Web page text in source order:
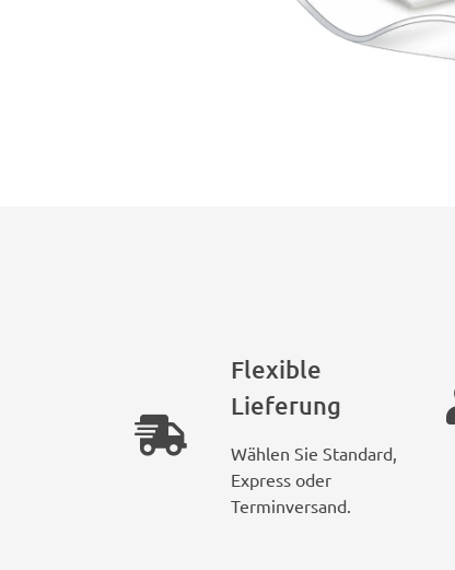
Flexible
Lieferung
Wählen Sie Standard,
Express oder
Terminversand.